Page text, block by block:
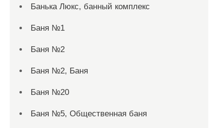
Банька Люкс, банный комплекс
Баня №1
Баня №2
Баня №2, Баня
Баня №20
Баня №5, Общественная баня